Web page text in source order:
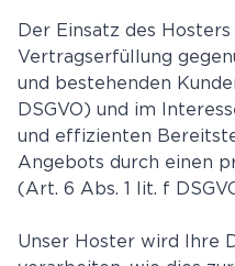
Der Einsatz des
Vertragserfüllung
und bestehenden
DSGVO) und im
und effizienten
Angebots durch einen
(Art. 6 Abs. 1 lit. f
Unser Hoster wird Ihre